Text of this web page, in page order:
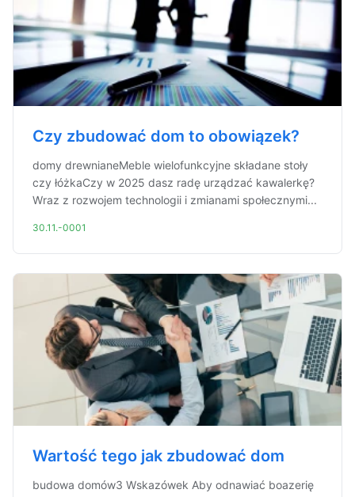
Czy zbudować dom to obowiązek?
domy drewnianeMeble wielofunkcyjne składane stoły
czy łóżkaCzy w 2025 dasz radę urządzać kawalerkę?
Wraz z rozwojem technologii i zmianami społecznymi...
30.11.-0001
Wartość tego jak zbudować dom
budowa domów3 Wskazówek Aby odnawiać boazerię